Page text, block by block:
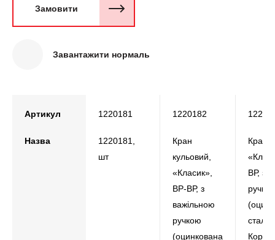
Замовити
Завантажити нормаль
Артикул 1220181 1220182
Назва
1220181,
шт
Кран
кульовий,
«Класик»,
ВР-ВР, з
важільною
ручкою
(оцинкована
Кран
ВР, з